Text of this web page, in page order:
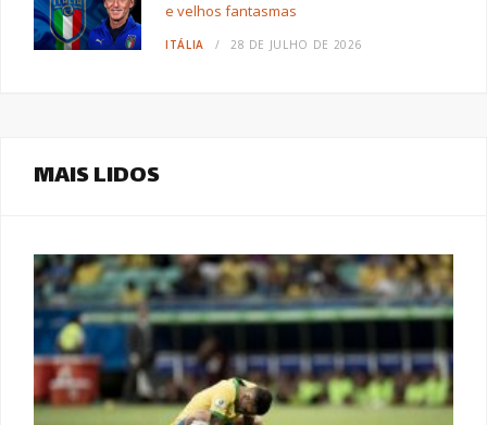
e velhos fantasmas
ITÁLIA 28 DE JULHO DE 2026
MAIS LIDOS